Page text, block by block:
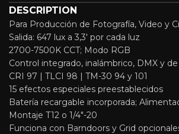
DESCRIPTION
Para Producción de Fotografía, Video y
Salida: 647 lux a 3,3′ por cada luz
2700-7500K CCT; Modo RGB
Control integrado, inalámbrico, DMX y
CRI 97 | TLCI 98 | TM-30 94 y 101
15 efectos especiales preestablecidos
Batería recargable incorporada;
Montaje T12 o 1/4″-20
Funciona con Barndoors y Grid